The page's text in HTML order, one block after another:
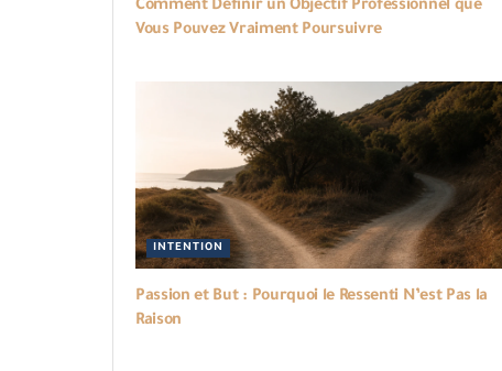
Comment Définir un Objectif Professionnel que
Vous Pouvez Vraiment Poursuivre
INTENTION
Passion et But : Pourquoi le Ressenti N’est Pas la
Raison